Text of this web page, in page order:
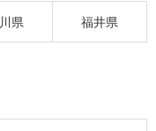
県 福井県